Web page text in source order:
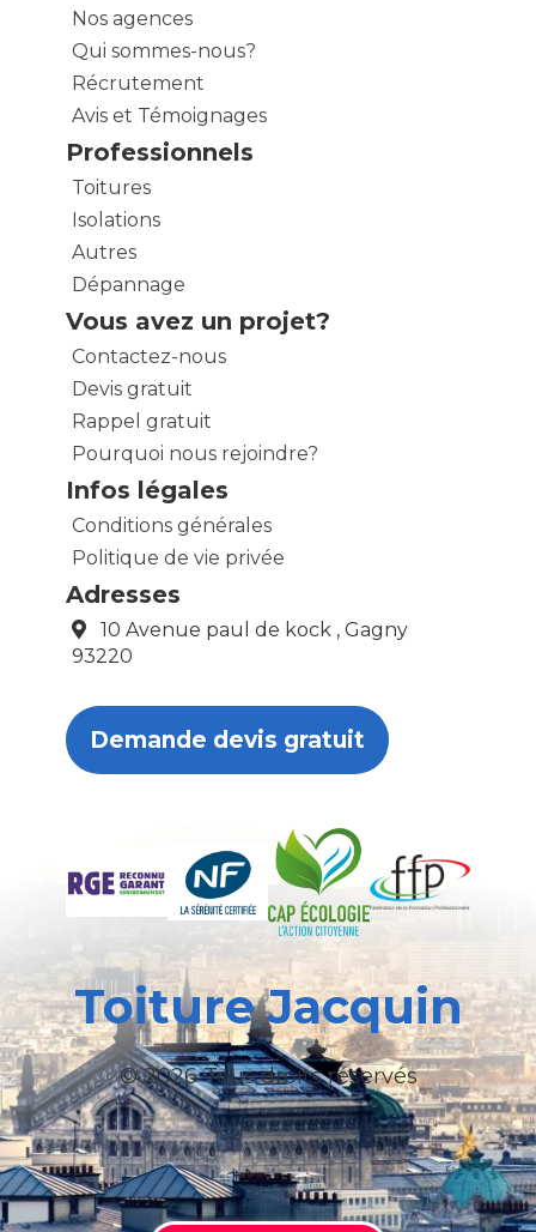
Nos agences
Qui sommes-nous?
Récrutement
Avis et Témoignages
Professionnels
Toitures
Isolations
Autres
Dépannage
Vous avez un projet?
Contactez-nous
Devis gratuit
Rappel gratuit
Pourquoi nous rejoindre?
Infos légales
Conditions générales
Politique de vie privée
Adresses
10 Avenue paul de kock , Gagny
93220
Demande devis gratuit
Toiture Jacquin
© 2026 Tous droits réservés